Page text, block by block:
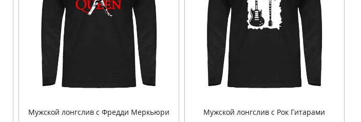
Мужской лонгслив с Фредди Меркьюри Мужской лонгслив с Рок Гитарами